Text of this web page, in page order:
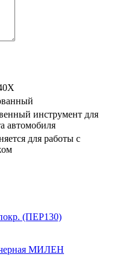
инструмент для
автомобиля
для работы с
(ПЕР130)
МИЛЕН